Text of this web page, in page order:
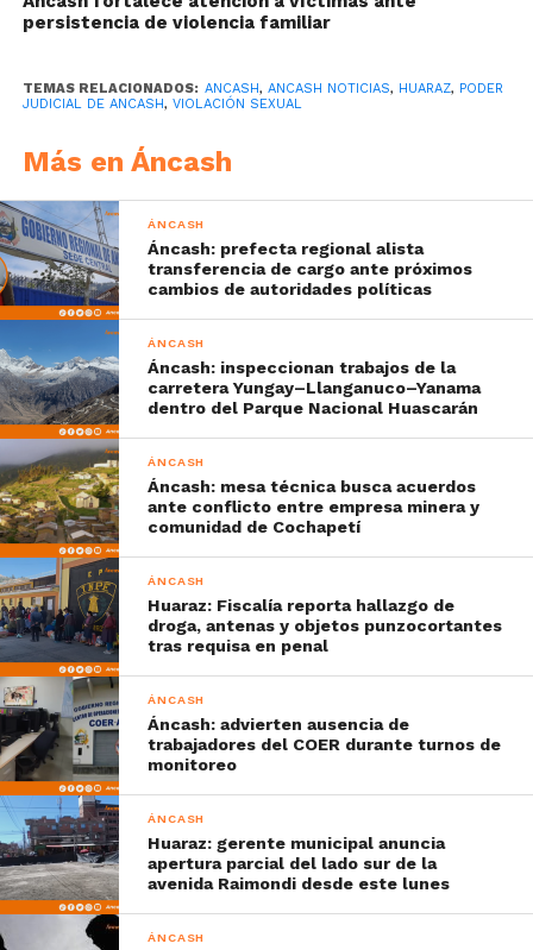
persistencia de violencia familiar
TEMAS RELACIONADOS: ANCASH, ANCASH NOTICIAS, HUARAZ, PODER
JUDICIAL DE ANCASH, VIOLACIÓN SEXUAL
Más en Áncash
ÁNCASH
Áncash: prefecta regional alista
transferencia de cargo ante próximos
cambios de autoridades políticas
ÁNCASH
Áncash: inspeccionan trabajos de la
carretera Yungay–Llanganuco–Yanama
dentro del Parque Nacional Huascarán
ÁNCASH
Áncash: mesa técnica busca acuerdos
ante conflicto entre empresa minera y
comunidad de Cochapetí
ÁNCASH
Huaraz: Fiscalía reporta hallazgo de
droga, antenas y objetos punzocortantes
tras requisa en penal
ÁNCASH
Áncash: advierten ausencia de
trabajadores del COER durante turnos de
monitoreo
ÁNCASH
Huaraz: gerente municipal anuncia
apertura parcial del lado sur de la
avenida Raimondi desde este lunes
ÁNCASH